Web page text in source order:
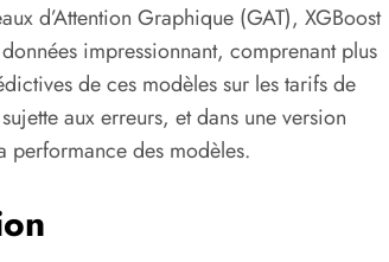
d’Attention Graphique (GAT), XGBoost
impressionnant, comprenant plus
de ces modèles sur les tarifs de
aux erreurs, et dans une version
performance des modèles.